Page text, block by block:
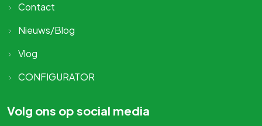
Contact
Nieuws/Blog
Vlog
CONFIGURATOR
Volg ons op social media